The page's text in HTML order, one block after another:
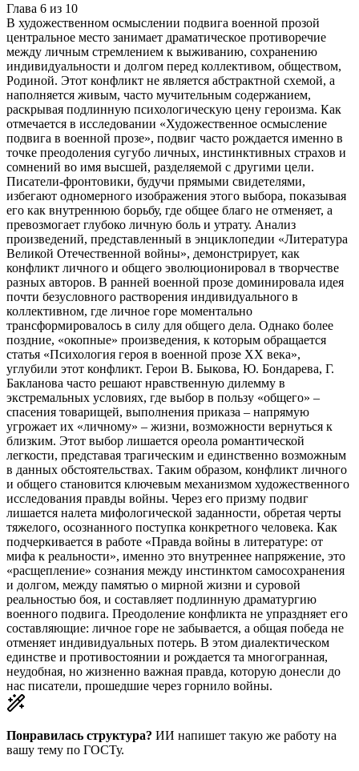
Глава 6 из 10
В художественном осмыслении подвига военной прозой
центральное место занимает драматическое противоречие
между личным стремлением к выживанию, сохранению
индивидуальности и долгом перед коллективом, обществом,
Родиной. Этот конфликт не является абстрактной схемой, а
наполняется живым, часто мучительным содержанием,
раскрывая подлинную психологическую цену героизма. Как
отмечается в исследовании «Художественное осмысление
подвига в военной прозе», подвиг часто рождается именно в
точке преодоления сугубо личных, инстинктивных страхов и
сомнений во имя высшей, разделяемой с другими цели.
Писатели-фронтовики, будучи прямыми свидетелями,
избегают одномерного изображения этого выбора, показывая
его как внутреннюю борьбу, где общее благо не отменяет, а
превозмогает глубоко личную боль и утрату. Анализ
произведений, представленный в энциклопедии «Литература
Великой Отечественной войны», демонстрирует, как
конфликт личного и общего эволюционировал в творчестве
разных авторов. В ранней военной прозе доминировала идея
почти безусловного растворения индивидуального в
коллективном, где личное горе моментально
трансформировалось в силу для общего дела. Однако более
поздние, «окопные» произведения, к которым обращается
статья «Психология героя в военной прозе XX века»,
углубили этот конфликт. Герои В. Быкова, Ю. Бондарева, Г.
Бакланова часто решают нравственную дилемму в
экстремальных условиях, где выбор в пользу «общего» –
спасения товарищей, выполнения приказа – напрямую
угрожает их «личному» – жизни, возможности вернуться к
близким. Этот выбор лишается ореола романтической
легкости, представая трагическим и единственно возможным
в данных обстоятельствах. Таким образом, конфликт личного
и общего становится ключевым механизмом художественного
исследования правды войны. Через его призму подвиг
лишается налета мифологической заданности, обретая черты
тяжелого, осознанного поступка конкретного человека. Как
подчеркивается в работе «Правда войны в литературе: от
мифа к реальности», именно это внутреннее напряжение, это
«расщепление» сознания между инстинктом самосохранения
и долгом, между памятью о мирной жизни и суровой
реальностью боя, и составляет подлинную драматургию
военного подвига. Преодоление конфликта не упраздняет его
составляющие: личное горе не забывается, а общая победа не
отменяет индивидуальных потерь. В этом диалектическом
единстве и противостоянии и рождается та многогранная,
неудобная, но жизненно важная правда, которую донесли до
нас писатели, прошедшие через горнило войны.
Понравилась структура? ИИ напишет такую же работу на
вашу тему по ГОСТу.